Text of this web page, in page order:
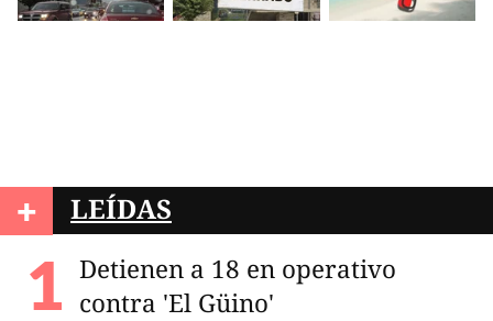
+ LEÍDAS
Detienen a 18 en operativo
contra 'El Güino'